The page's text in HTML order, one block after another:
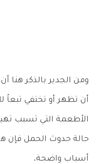
ومن الجدير بالذكر هنا أن
أن تظهر أو تختفي تبعاً
الأطعمة التي تسبب
حالة حدوث الحمل فإن
أسباب واضحة.